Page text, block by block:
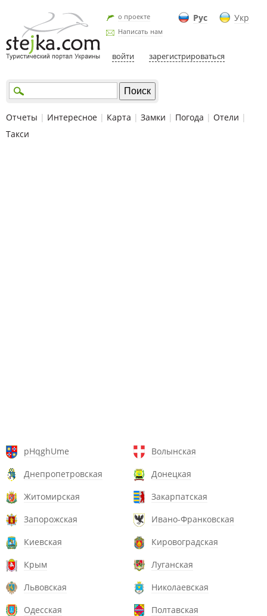
Рус Укр
о проекте
Написать нам
войти зарегистрироваться
Отчеты | Интересное | Карта | Замки | Погода | Отели |
Такси
pHqghUme
Волынская
Днепропетровская
Донецкая
Житомирская
Закарпатская
Запорожская
Ивано-Франковская
Киевская
Кировоградская
Крым
Луганская
Львовская
Николаевская
Одесская
Полтавская